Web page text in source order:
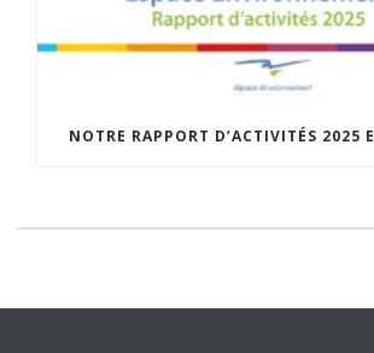
NOTRE RAPPORT D’ACTIVITÉS 2025